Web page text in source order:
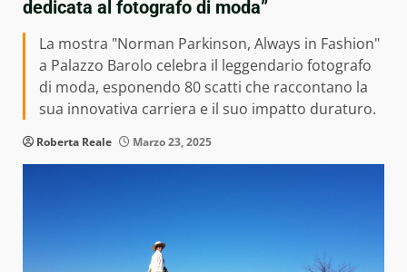
dedicata al fotografo di moda”
La mostra "Norman Parkinson, Always in Fashion"
a Palazzo Barolo celebra il leggendario fotografo
di moda, esponendo 80 scatti che raccontano la
sua innovativa carriera e il suo impatto duraturo.
Roberta Reale Marzo 23, 2025